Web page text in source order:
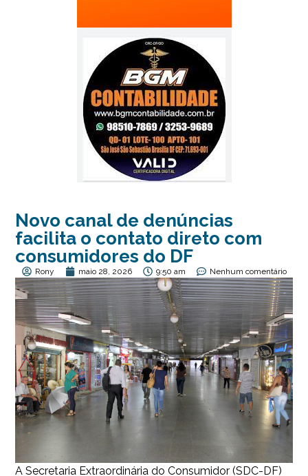
Novo canal de denúncias
facilita o contato direto com
consumidores do DF
Rony maio 28, 2026 9:50 am Nenhum comentário
A Secretaria Extraordinária do Consumidor (SDC-DF)